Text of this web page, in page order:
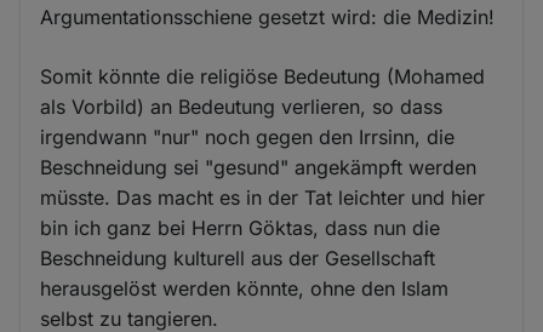
Argumentationsschiene gesetzt wird: die Medizin!
Somit könnte die religiöse Bedeutung (Mohamed
als Vorbild) an Bedeutung verlieren, so dass
irgendwann "nur" noch gegen den Irrsinn, die
Beschneidung sei "gesund" angekämpft werden
müsste. Das macht es in der Tat leichter und hier
bin ich ganz bei Herrn Göktas, dass nun die
Beschneidung kulturell aus der Gesellschaft
herausgelöst werden könnte, ohne den Islam
selbst zu tangieren.